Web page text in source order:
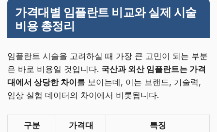
가격대별 임플란트 비교와 실제 시술
비용 총정리
임플란트 시술을 고려하실 때 가장 큰 고민이 되는 부분
은 바로 비용일 것입니다. 국산과 외산 임플란트는 가격
대에서 상당한 차이 를 보이는데, 이는 브랜드, 기술력,
임상 실험 데이터의 차이에서 비롯됩니다.
구분 가격대 특징